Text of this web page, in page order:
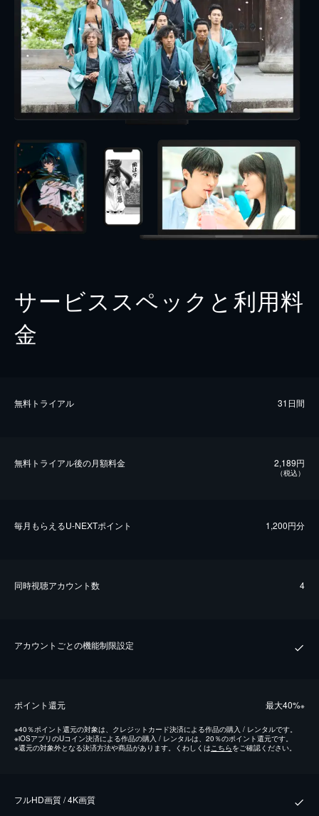
サービススペックと利用料
金
無料トライアル 31日間
無料トライアル後の⽉額料金 2,189円
（税込）
毎⽉もらえるU-NEXTポイント 1,200円分
同時視聴アカウント数 4
アカウントごとの機能制限設定
ポイント還元 最⼤40%※
※40％ポイント還元の対象は、クレジットカード決済による作品の購入 / レンタルです。
※iOSアプリのUコイン決済による作品の購入 / レンタルは、20％のポイント還元です。
※還元の対象外となる決済方法や商品があります。くわしくはこちらをご確認ください。
フルHD画質 / 4K画質